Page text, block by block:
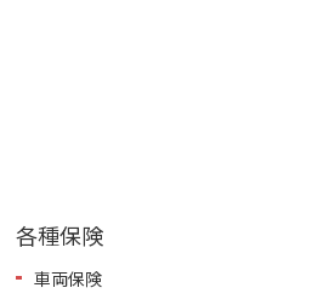
各種保険
車両保険